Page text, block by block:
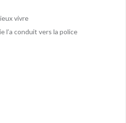
vivre
l’a conduit vers la police